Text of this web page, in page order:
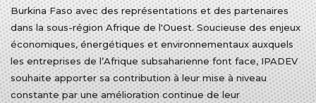
Burkina Faso avec des représentations et des partenaires
dans la sous-région Afrique de l'Ouest. Soucieuse des enjeux
économiques, énergétiques et environnementaux auxquels
les entreprises de l’Afrique subsaharienne font face, IPADEV
souhaite apporter sa contribution à leur mise à niveau
constante par une amélioration continue de leur